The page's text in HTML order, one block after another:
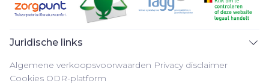
Juridische links
Algemene verkoopsvoorwaarden Privacy disclaimer
Cookies ODR-platform